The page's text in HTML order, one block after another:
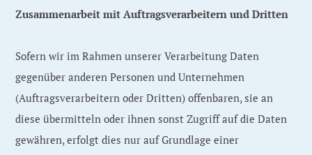
Zusammenarbeit mit Auftragsverarbeitern und Dritten
Sofern wir im Rahmen unserer Verarbeitung Daten
gegenüber anderen Personen und Unternehmen
(Auftragsverarbeitern oder Dritten) offenbaren, sie an
diese übermitteln oder ihnen sonst Zugriff auf die Daten
gewähren, erfolgt dies nur auf Grundlage einer